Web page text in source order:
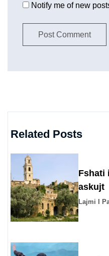
Notify me of new
Related Posts
Fshati
askujt
Lajmi I